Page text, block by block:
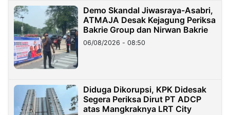
Demo Skandal Jiwasraya-Asabri,
ATMAJA Desak Kejagung Periksa
Bakrie Group dan Nirwan Bakrie
06/08/2026 - 08:50
Diduga Dikorupsi, KPK Didesak
Segera Periksa Dirut PT ADCP
atas Mangkraknya LRT City